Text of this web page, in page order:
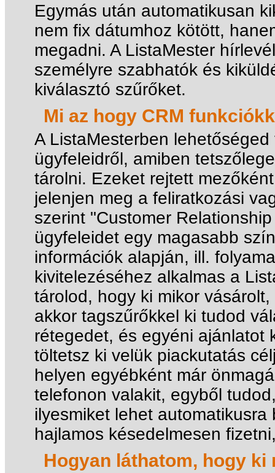
Egymás után automatikusan
nem fix dátumhoz kötött,
megadni. A ListaMester
személyre szabhatók és
kiválasztó szűrőket.
Mi az hogy CRM
A ListaMesterben
ügyfeleidről, amiben
tárolni. Ezeket rejtett
jelenjen meg a feliratkozási
szerint "Customer
ügyfeleidet egy magasabb
információk alapján, ill.
kivitelezéséhez alkalmas a
tárolod, hogy ki mikor
akkor tagszűrőkkel ki tudod
rétegedet, és egyéni ajánlatot
töltetsz ki velük piackutatás
helyen egyébként már
telefonon valakit, egyből
ilyesmiket lehet
hajlamos késedelmesen
Hogyan láthatom, hogy